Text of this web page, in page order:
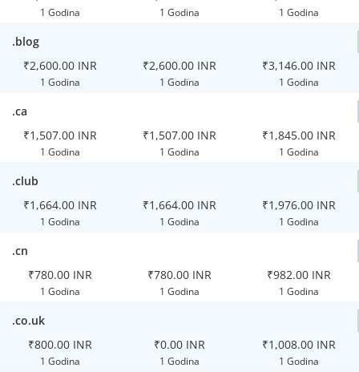
1 Godina 1 Godina 1 Godina
.blog
₹2,600.00 INR
1 Godina
₹2,600.00 INR
1 Godina
₹3,146.00 INR
1 Godina
.ca
₹1,507.00 INR
1 Godina
₹1,507.00 INR
1 Godina
₹1,845.00 INR
1 Godina
.club
₹1,664.00 INR
1 Godina
₹1,664.00 INR
1 Godina
₹1,976.00 INR
1 Godina
.cn
₹780.00 INR
1 Godina
₹780.00 INR
1 Godina
₹982.00 INR
1 Godina
.co.uk
₹800.00 INR
1 Godina
₹0.00 INR
1 Godina
₹1,008.00 INR
1 Godina